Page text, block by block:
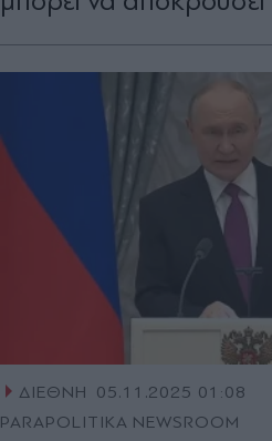
ΔΙΕΘΝΗ
05.11.2025 01:08
PARAPOLITIKA NEWSROOM